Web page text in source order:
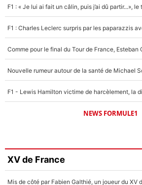
NEWS FORMULE1
XV de France